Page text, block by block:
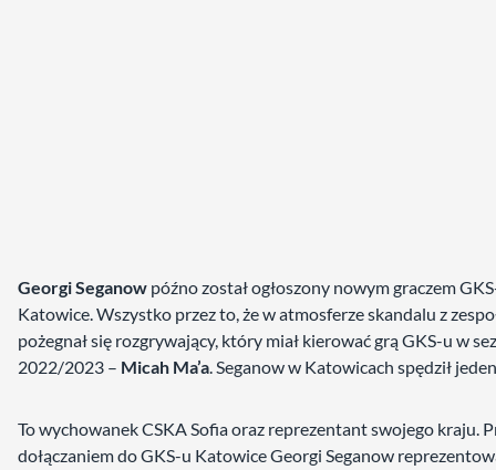
Georgi Seganow późno został ogłoszony nowym graczem
Katowice. Wszystko przez to, że w atmosferze skandalu z
pożegnał się rozgrywający, który miał kierować grą GKS-u w
2022/2023 – Micah Ma’a. Seganow w Katowicach spędził
To wychowanek CSKA Sofia oraz reprezentant swojego kraju.
dołączaniem do GKS-u Katowice Georgi Seganow